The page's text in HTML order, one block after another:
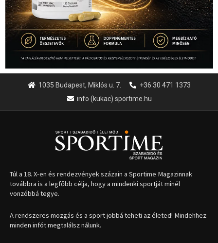
1035 Budapest, Miklós u. 7.
+36 30 471 1373
info (kukac) sportime.hu
Túl a 18. X-en és rendezvények százain a Sportime Magazinnak
továbbra is a legfőbb célja, hogy a mindenki sportját minél
vonzóbbá tegye.
A rendszeres mozgás és a sport jobbá teheti az életed! Mindehhez
minden infót megtalálsz nálunk.